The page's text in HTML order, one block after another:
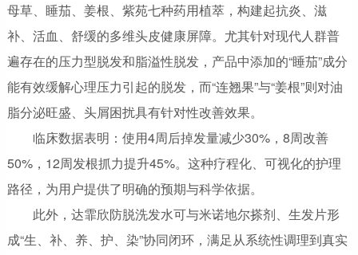
母草、睡茄、姜根、紫苑七种药用植萃，构建起抗炎、滋
补、活血、舒缓的多维头皮健康屏障。尤其针对现代人群普
遍存在的压力型脱发和脂溢性脱发，产品中添加的“睡茄”成分
能有效缓解心理压力引起的脱发，而“连翘果”与“姜根”则对油
脂分泌旺盛、头屑困扰具有针对性改善效果。
临床数据表明：使用4周后掉发量减少30%，8周改善
50%，12周发根抓力提升45%。这种疗程化、可视化的护理
路径，为用户提供了明确的预期与科学依据。
此外，达霏欣防脱洗发水可与米诺地尔搽剂、生发片形
成“生、补、养、护、染”协同闭环，满足从系统性调理到真实